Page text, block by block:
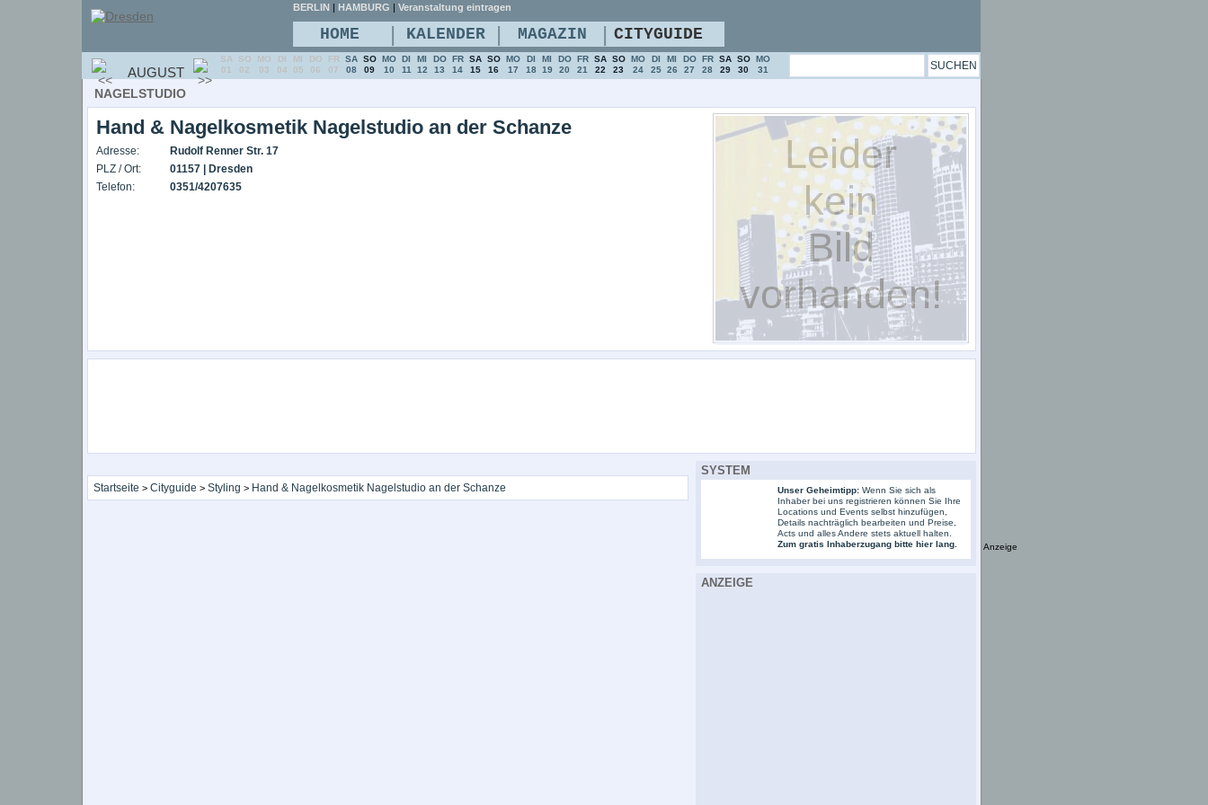
NAGELSTUDIO
Hand & Nagelkosmetik Nagelstudio an der Schanze
Adresse:
Rudolf Renner Str. 17
PLZ / Ort:
01157 | Dresden
Telefon:
0351/4207635
Leider
kein
Bild
vorhanden!
Startseite > Cityguide > Styling > Hand & Nagelkosmetik Nagelstudio an der Schanze
SYSTEM
Unser Geheimtipp:Wenn Sie sich als
Inhaber bei uns registrieren können Sie Ihre
Locations und Events selbst hinzufügen,
Details nachträglich bearbeiten und Preise,
Acts und alles Andere stets aktuell halten.
Zum gratis Inhaberzugang bitte hier lang.
ANZEIGE
BERLIN | HAMBURG | Veranstaltung eintragen
HOME | KALENDER | MAGAZIN | CITYGUIDE
AUGUST
SA
01
SO
02
MO
03
DI
04
MI
05
DO
06
FR
07
SA
08
SO
09
MO
10
DI
11
MI
12
DO
13
FR
14
SA
15
SO
16
MO
17
DI
18
MI
19
DO
20
FR
21
SA
22
SO
23
MO
24
DI
25
MI
26
DO
27
FR
28
SA
29
SO
30
MO
31
Anzeige